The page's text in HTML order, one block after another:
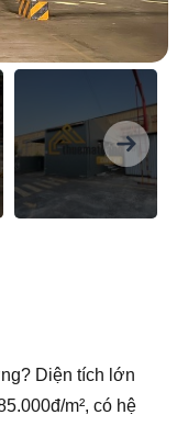
Diện tích lớn
m², có hệ